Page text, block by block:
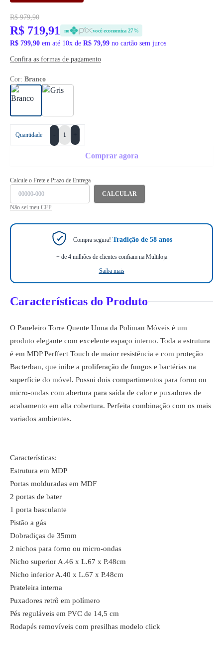
R$ 979,90
R$ 719,91 no você economiza 27%
R$ 799,90 em até 10x de R$ 79,99 no cartão sem juros
Confira as formas de pagamento
Cor: Branco
Quantidade
Comprar agora
Calcule o Frete e Prazo de Entrega
CALCULAR
Não sei meu CEP
Compra segura! Tradição de 58 anos
+ de 4 milhões de clientes confiam na Multiloja
Saiba mais
Características do Produto
O Paneleiro Torre Quente Unna da Poliman Móveis é um
produto elegante com excelente espaço interno. Toda a estrutura
é em MDP Perffect Touch de maior resistência e com proteção
Bacterban, que inibe a proliferação de fungos e bactérias na
superfície do móvel. Possui dois compartimentos para forno ou
micro-ondas com abertura para saída de calor e puxadores de
acabamento em alta cobertura. Perfeita combinação com os mais
variados ambientes.
Características:
Estrutura em MDP
Portas molduradas em MDF
2 portas de bater
1 porta basculante
Pistão a gás
Dobradiças de 35mm
2 nichos para forno ou micro-ondas
Nicho superior A.46 x L.67 x P.48cm
Nicho inferior A.40 x L.67 x P.48cm
Prateleira interna
Puxadores retrô em polímero
Pés reguláveis em PVC de 14,5 cm
Rodapés removíveis com presilhas modelo click